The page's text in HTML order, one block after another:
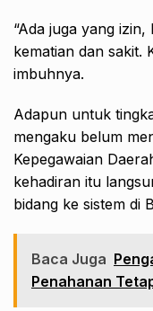
“Ada juga yang
kematian dan sakit.
imbuhnya.
Adapun untuk
mengaku belum
Kepegawaian
kehadiran itu
bidang ke sistem di
Baca Juga
Penahanan